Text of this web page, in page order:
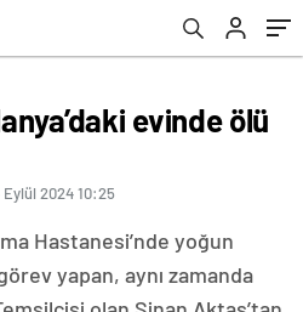
evinde ölü
Eylül 2024 10:25
Hastanesi’nde yoğun
yapan, aynı zamanda